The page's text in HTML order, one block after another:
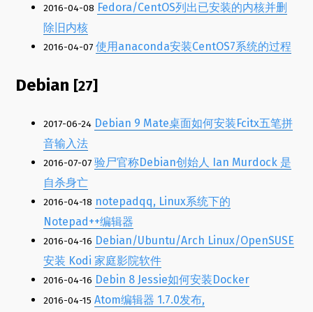
2016-04-08 Fedora/CentOS列出已安装的内核并删
除旧内核
2016-04-07 使用anaconda安装CentOS7系统的过程
Debian [27]
2017-06-24 Debian 9 Mate桌面如何安装Fcitx五笔拼
音输入法
2016-07-07 验尸官称Debian创始人 Ian Murdock 是
自杀身亡
2016-04-18 notepadqq, Linux系统下的
Notepad++编辑器
2016-04-16 Debian/Ubuntu/Arch Linux/OpenSUSE
安装 Kodi 家庭影院软件
2016-04-16 Debin 8 Jessie如何安装Docker
2016-04-15 Atom编辑器 1.7.0发布,